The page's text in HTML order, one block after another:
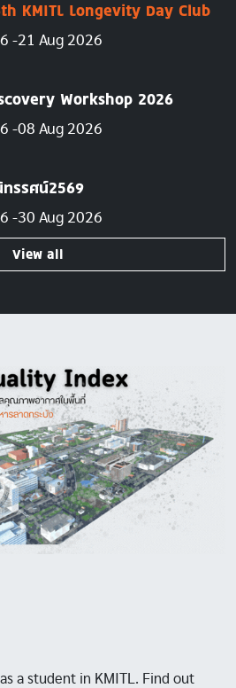
KMITL Longevity Day Club
21 Aug 2026
Workshop 2026
08 Aug 2026
รรศน์2569
30 Aug 2026
View all
a student in KMITL. Find out